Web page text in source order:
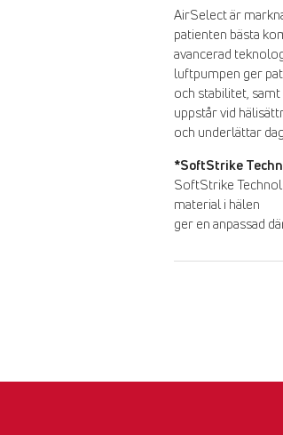
AirSelect är
patienten bästa
avancerad
luftpumpen ger
och stabilitet,
uppstår vid
och underlättar
*SoftStrike
SoftStrike
material i hälen
ger en anpassad